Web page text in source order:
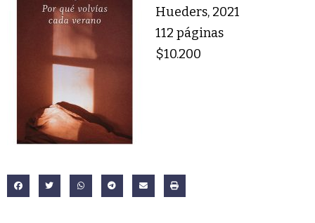
Hueders, 2021
112 páginas
$10.200